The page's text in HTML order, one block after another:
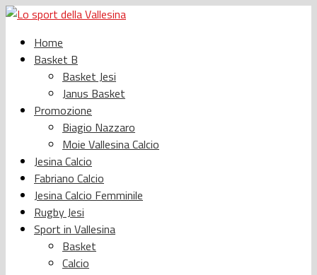
Home
Basket B
Basket Jesi
Janus Basket
Promozione
Biagio Nazzaro
Moie Vallesina Calcio
Jesina Calcio
Fabriano Calcio
Jesina Calcio Femminile
Rugby Jesi
Sport in Vallesina
Basket
Calcio